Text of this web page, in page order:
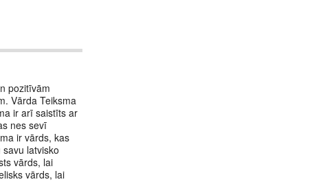
pozitīvām
Vārda Teiksma
ir arī saistīts ar
nes sevī
ir vārds, kas
latvisko
vārds, lai
vārds, lai